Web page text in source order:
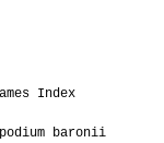
Index
baronii